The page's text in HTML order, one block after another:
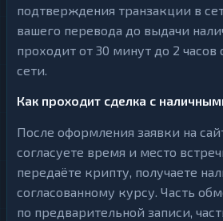
подтверждения транзакции в
вашего перевода до выдачи
проходит от 30 минут до 2
сети.
Как проходит сделка с
После оформления заявки на
согласуете время и место
передаёте крипту, получаете
согласованному курсу. Часть
по предварительной записи,